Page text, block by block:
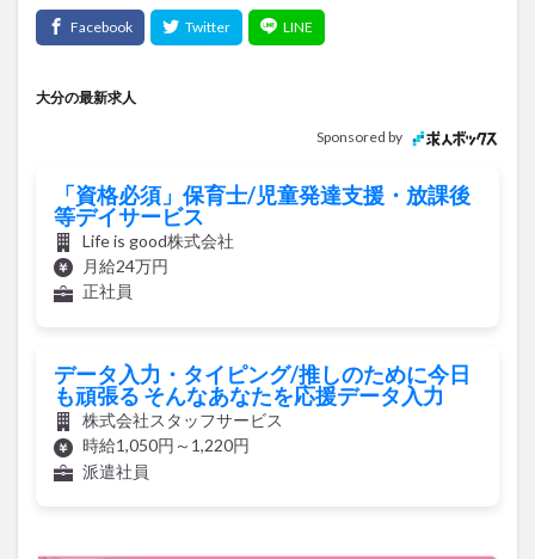
大分の最新求人
Sponsored by
「資格必須」保育士/児童発達支援・放課後
等デイサービス
Life is good株式会社
月給24万円
正社員
データ入力・タイピング/推しのために今日
も頑張る そんなあなたを応援データ入力
株式会社スタッフサービス
時給1,050円～1,220円
派遣社員